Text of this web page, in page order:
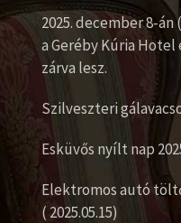
2025. december 8-
a Geréby Kúria
zárva lesz.
Szilveszteri
Esküvős nyílt nap
Elektromos autó
( 2025.05.15)